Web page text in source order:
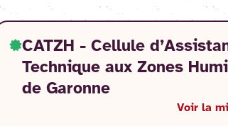
CATZH - Cellule
Technique aux Zones
de Garonne
Voir la